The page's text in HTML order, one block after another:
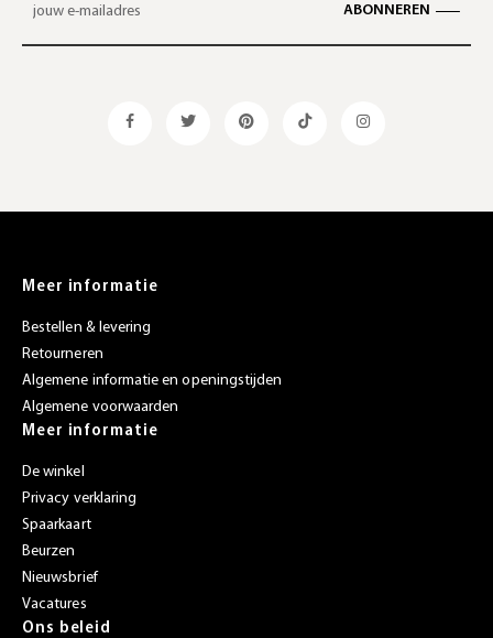
ABONNEREN
Meer informatie
Bestellen & levering
Retourneren
Algemene informatie en openingstijden
Algemene voorwaarden
Meer informatie
De winkel
Privacy verklaring
Spaarkaart
Beurzen
Nieuwsbrief
Vacatures
Ons beleid